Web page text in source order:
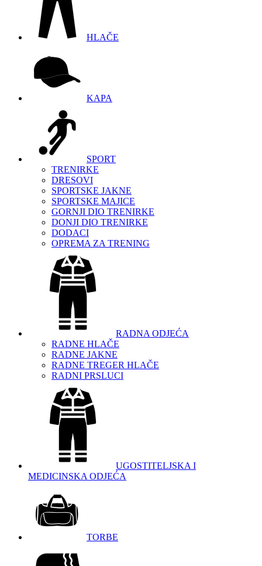
HLAČE
KAPA
SPORT
TRENIRKE
DRESOVI
SPORTSKE JAKNE
SPORTSKE MAJICE
GORNJI DIO TRENIRKE
DONJI DIO TRENIRKE
DODACI
OPREMA ZA TRENING
RADNA ODJEĆA
RADNE HLAČE
RADNE JAKNE
RADNE TREGER HLAČE
RADNI PRSLUCI
UGOSTITELJSKA I
MEDICINSKA ODJEĆA
TORBE